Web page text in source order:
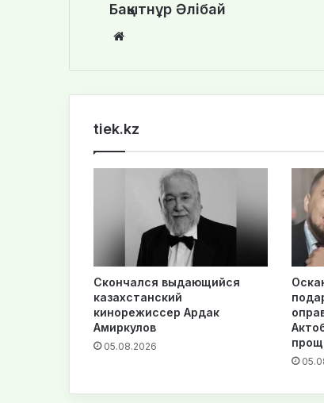
Бақытнұр Әлібай
te
tiek.kz
Скончался выдающийся
казахстанский
кинорежиссер Ардак
Амиркулов
05.08.2026